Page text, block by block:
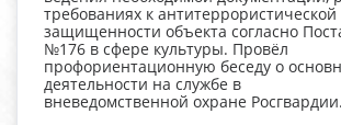
требованиях к антитеррористической
защищенности объекта согласно
№176 в сфере культуры. Провёл
профориентационную беседу о
деятельности на службе в
вневедомственной охране Росгвардии.